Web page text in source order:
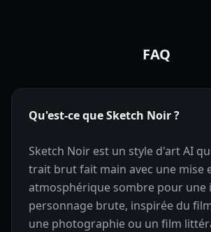
FAQ
Qu'est-ce que Sketch Noir ?
Sketch Noir est un style d'art AI
trait brut fait main avec une mise
atmosphérique sombre pour une
personnage brute, inspirée du
une photographie ou un film